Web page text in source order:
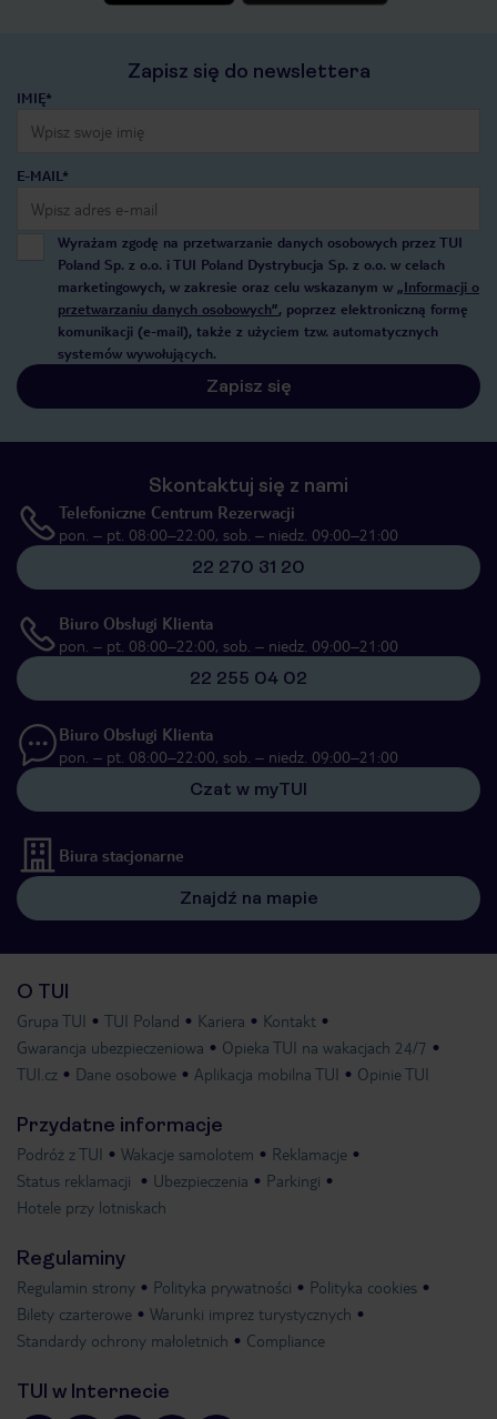
Zapisz się do newslettera
IMIĘ*
E-MAIL*
Wyrażam zgodę na przetwarzanie danych osobowych przez TUI
Poland Sp. z o.o. i TUI Poland Dystrybucja Sp. z o.o. w celach
marketingowych, w zakresie oraz celu wskazanym w „Informacji o
przetwarzaniu danych osobowych”, poprzez elektroniczną formę
komunikacji (e-mail), także z użyciem tzw. automatycznych
systemów wywołujących.
Zapisz się
Skontaktuj się z nami
Telefoniczne Centrum Rezerwacji
pon. – pt. 08:00–22:00, sob. – niedz. 09:00–21:00
22 270 31 20
Biuro Obsługi Klienta
pon. – pt. 08:00–22:00, sob. – niedz. 09:00–21:00
22 255 04 02
Biuro Obsługi Klienta
pon. – pt. 08:00–22:00, sob. – niedz. 09:00–21:00
Czat w myTUI
Biura stacjonarne
Znajdź na mapie
O TUI
Grupa TUI TUI Poland Kariera
Kontakt
Gwarancja ubezpieczeniowa
Opieka TUI na wakacjach 24/7
TUI.cz
Dane osobowe Aplikacja mobilna TUI Opinie TUI
Przydatne informacje
Podróż z TUI Wakacje samolotem
Reklamacje
Status reklamacji
Ubezpieczenia
Parkingi
Hotele przy lotniskach
Regulaminy
Regulamin strony Polityka prywatności
Polityka cookies
Bilety czarterowe
Warunki imprez turystycznych
Standardy ochrony małoletnich
Compliance
TUI w Internecie